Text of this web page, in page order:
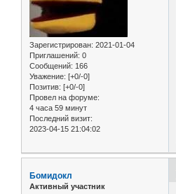
Зарегистрирован: 2021-01-04
Приглашений: 0
Сообщений: 166
Уважение: [+0/-0]
Позитив: [+0/-0]
Провел на форуме:
4 часа 59 минут
Последний визит:
2023-04-15 21:04:02
Бомидокл
Активный участник